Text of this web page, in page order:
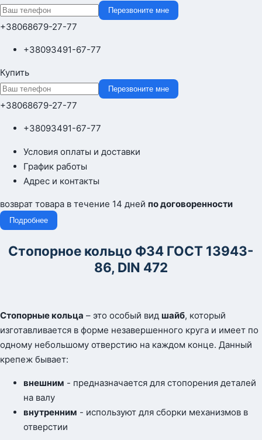
Перезвоните мне
+38068679-27-77
+38093491-67-77
Купить
Перезвоните мне
+38068679-27-77
+38093491-67-77
Условия оплаты и доставки
График работы
Адрес и контакты
возврат товара в течение 14 дней по договоренности
Подробнее
Стопорное кольцо Ф34 ГОСТ 13943-
86, DIN 472
Стопорные кольца – это особый вид шайб, который
изготавливается в форме незавершенного круга и имеет по
одному небольшому отверстию на каждом конце. Данный
крепеж бывает:
внешним - предназначается для стопорения деталей
на валу
внутренним - используют для сборки механизмов в
отверстии